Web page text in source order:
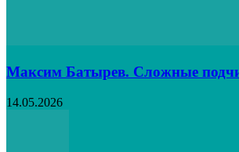
Максим Батырев. Сложные
14.05.2026